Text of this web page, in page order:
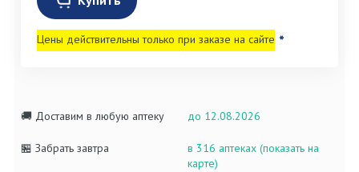
Цены действительны только при заказе на сайте *
🚚 Доставим в любую аптеку до 12.08.2026
🏪 Забрать завтра
в 316 аптеках (показать на
карте)